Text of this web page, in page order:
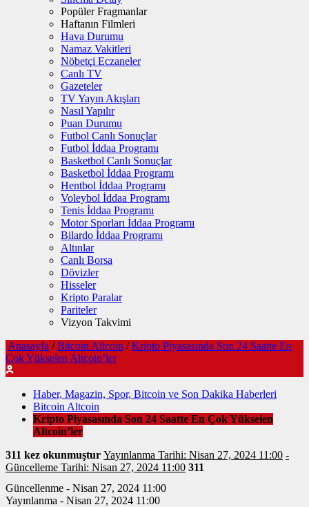
Popüler Fragmanlar
Haftanın Filmleri
Hava Durumu
Namaz Vakitleri
Nöbetçi Eczaneler
Canlı TV
Gazeteler
TV Yayın Akışları
Nasıl Yapılır
Puan Durumu
Futbol Canlı Sonuçlar
Futbol İddaa Programı
Basketbol Canlı Sonuçlar
Basketbol İddaa Programı
Hentbol İddaa Programı
Voleybol İddaa Programı
Tenis İddaa Programı
Motor Sporları İddaa Programı
Bilardo İddaa Programı
Altınlar
Canlı Borsa
Dövizler
Hisseler
Kripto Paralar
Pariteler
Vizyon Takvimi
Anasayfa / Bitcoin Altcoin / Kripto Piyasasında Son 24 Saatte En
Çok Yükselen Altcoin’ler
Haber, Magazin, Spor, Bitcoin ve Son Dakika Haberleri
Bitcoin Altcoin
Kripto Piyasasında Son 24 Saatte En Çok Yükselen
Altcoin’ler
311 kez okunmuştur Yayınlanma Tarihi: Nisan 27, 2024 11:00 -
Güncelleme Tarihi: Nisan 27, 2024 11:00 311
Güncellenme - Nisan 27, 2024 11:00
Yayınlanma - Nisan 27, 2024 11:00